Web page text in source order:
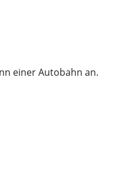
einer Autobahn an.